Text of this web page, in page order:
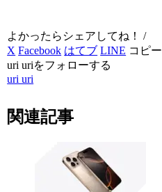
よかったらシェアしてね！ /
X Facebook はてブ LINE コピー
uri uriをフォローする
uri uri
関連記事